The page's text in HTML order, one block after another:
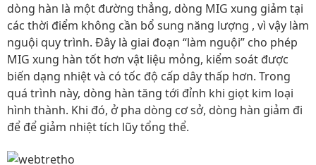
dòng hàn là một đường thẳng, dòng MIG xung giảm tại
các thời điểm không cần bổ sung năng lượng , vì vậy làm
nguội quy trình. Đây là giai đoạn “làm nguội” cho phép
MIG xung hàn tốt hơn vật liệu mỏng, kiểm soát được
biến dạng nhiệt và có tốc độ cấp dây thấp hơn. Trong
quá trình này, dòng hàn tăng tới đỉnh khi giọt kim loại
hình thành. Khi đó, ở pha dòng cơ sở, dòng hàn giảm đi
để để giảm nhiệt tích lũy tổng thể.